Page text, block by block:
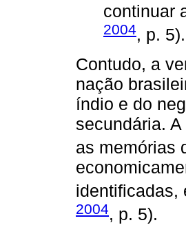
continuar
2004, p. 5).
Contudo, a
nação
índio e do
secundária. A
as memórias
identificadas,
2004, p. 5).